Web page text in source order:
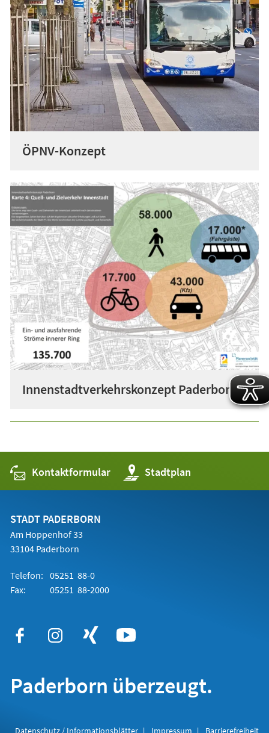
ÖPNV-Konzept
Innenstadtverkehrskonzept Paderborn
Kontaktformular Stadtplan
(Öffnet
in
einem
STADT PADERBORN
Am Hoppenhof 33
33104 Paderborn
Telefon: 05251 88-0
Fax:
05251 88-2000
Paderborn überzeugt.
Datenschutz / Informationsblätter Impressum Barrierefreiheit